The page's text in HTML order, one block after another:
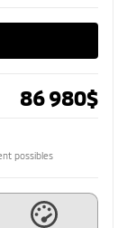
86 980$
possibles